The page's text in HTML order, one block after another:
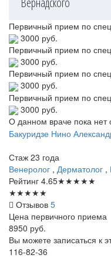
Первичный прием по
3000 руб.
Первичный прием по
3000 руб.
Первичный прием по
3000 руб.
Первичный прием по
3000 руб.
О данном враче пока нет
Бакуридзе Нино
Стаж 23 года
Венеролог , Дерматолог ,
Рейтинг 4.65★★★★★
★★★★★
Отзывов 5
Цена первичного приема
8950 руб.
Вы можете записаться к
116-82-36